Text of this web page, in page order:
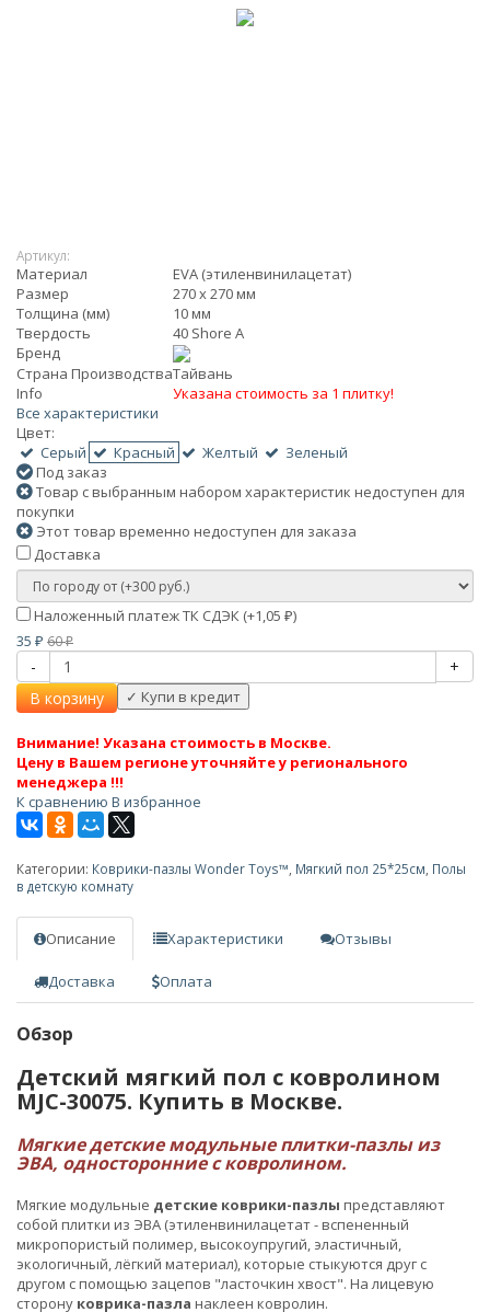
Артикул:
Материал
EVA (этиленвинилацетат)
Размер
270 x 270 мм
Толщина (мм)
10 мм
Твердость
40 Shore A
Бренд
Страна ПроизводстваТайвань
Info
Указана стоимость за 1 плитку!
Все характеристики
Цвет:
Серый
Красный Желтый
Зеленый
Под заказ
Товар с выбранным набором характеристик недоступен для
покупки
Этот товар временно недоступен для заказа
Доставка
Наложенный платеж ТК СДЭК (+1,05 ₽)
35 ₽ 60₽
-
+
В корзину
Внимание! Указана стоимость в Москве.
Цену в Вашем регионе уточняйте у регионального
менеджера !!!
К сравнению В избранное
Категории: Коврики-пазлы Wonder Toys™ Мягкий пол 25*25см Полы
в детскую комнату
Описание Характеристики Отзывы
Доставка Оплата
Обзор
Детский мягкий пол с ковролином
MJC-30075. Купить в Москве.
Мягкие детские модульные плитки-пазлы из
ЭВА, односторонние с ковролином.
Мягкие модульные детские коврики-пазлы представляют
собой плитки из ЭВА (этиленвинилацетат - вспененный
микропористый полимер, высокоупругий, эластичный,
экологичный, лёгкий материал), которые стыкуются друг с
другом с помощью зацепов "ласточкин хвост". На лицевую
сторону коврика-пазла наклеен ковролин.